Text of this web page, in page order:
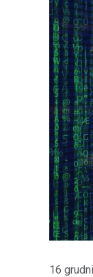
16